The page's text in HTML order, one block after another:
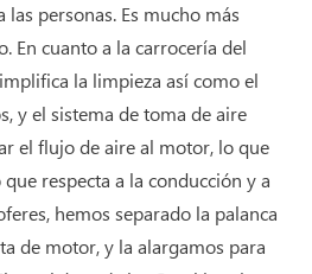
las personas. Es mucho más
En cuanto a la carrocería del
la limpieza así como el
y el sistema de toma de aire
el flujo de aire al motor, lo que
respecta a la conducción y a
hemos separado la palanca
de motor, y la alargamos para